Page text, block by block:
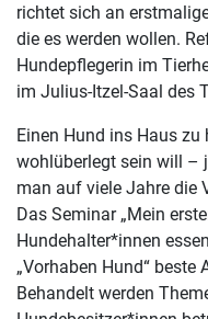
richtet sich an
die es werden wollen.
Hundepflegerin im
im Julius-Itzel-Saal des
Einen Hund ins Haus
wohlüberlegt sein will –
man auf viele Jahre die
Das Seminar „Mein
Hundehalter*innen
„Vorhaben Hund“
Behandelt werden